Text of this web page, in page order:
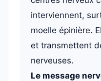
interviennent,
moelle épinière.
et transmettent
nerveuses.
Le message